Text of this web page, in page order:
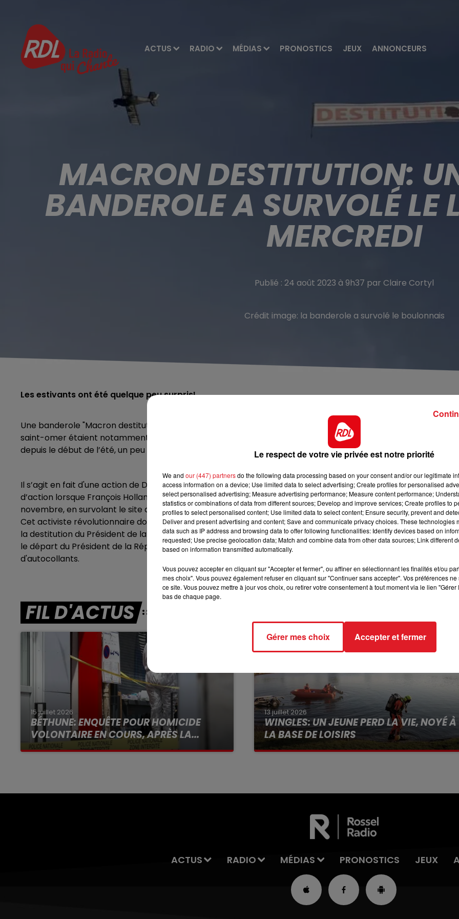
ACTUS RADIO MÉDIAS PRONOSTICS JEUX ANNONCEURS
DEBOUT C'EST L'HEURE
12h00 - 13h00
RDL & VOUS
MACRON DESTITUTION:
BANDEROLE A SURVOLÉ LE
MERCREDI
Publié : 24 août 2023 à 9h37 par Claire Cortyl
Crédit image: la banderole a survolé le boulonnais
Les estivants ont été quelque peu surpris!
Une banderole "Macron destitution" a survolé hier le ciel du nord et du pas-de-calais. Dunkerque, boulogne, et
saint-omer étaient notamment ciblés. Un message revendicatif qui a été vu par des milliers de personnes,
depuis le début de l’été, un peu partout en France.
Il s’agit en fait d'une action de David Van Hemelryck, un homme connu pour avoir organisé le même type
d’action lorsque François Hollande était au pouvoir. Il avait notamment perturbé une cérémonie du 11
novembre, en survolant le site de Notre-Dame de Lorette, avec un avion tractant le même type de contrôle.
Cet activiste révolutionnaire donne de l'ampleur au mouvement lancé sur les réseaux sociaux, pour réclamer
la destitution du Président de la République. Il promet d’autres actions dans les semaines à venir, pour
le départ du Président de la République, notamment la distributiopn courant septembre d'un million
d'autocollants.
FIL D'ACTUS
15 juillet 2026
BÉTHUNE: ENQUÊTE POUR HOMICIDE
VOLONTAIRE EN COURS, APRÈS LA...
Selon les premiers éléments, le logement
13 juillet 2026
WINGLES: UN JEUNE PERD LA VIE, NOYÉ À
LA BASE DE LOISIRS
La victime a coulé à pic
ACTUS RADIO MÉDIAS PRONOSTICS JEUX
Le respect de votre vie privée est notre priorité
We and our (447) partnersdo the following data processing based on your consent and/or our legitimate
access information on a device; Use limited data to select advertising; Create profiles for personalised
select personalised advertising; Measure advertising performance; Measure content performance;
statistics or combinations of data from different sources; Develop and improve services; Create profiles to
profiles to select personalised content; Use limited data to select content; Ensure security, prevent and
Deliver and present advertising and content; Save and communicate privacy choices. These technologies
data such as IP address and browsing data to offer following functionalities: Identify devices based on
requested; Use precise geolocation data; Match and combine data from other data sources; Link different
based on information transmitted automatically.
Vous pouvez accepter en cliquant sur "Accepter et fermer", ou affiner en sélectionnant les finalités et/ou
mes choix". Vous pouvez également refuser en cliquant sur "Continuer sans accepter". Vos préférences
ce site. Vous pouvez mettre à jour vos choix, ou retirer votre consentement à tout moment via le lien
bas de chaque page.
Gérer mes choix Accepter et fermer